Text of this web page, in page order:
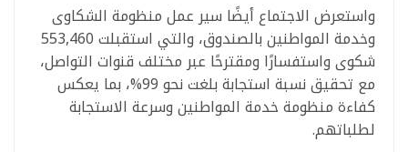
واستعرض الاجتماع أيضًا سير عمل منظومة الشكاوى
وخدمة المواطنين بالصندوق، والتي استقبلت 553,460
شكوى واستفسارًا ومقترحًا عبر مختلف قنوات التواصل،
مع تحقيق نسبة استجابة بلغت نحو 99%، بما يعكس
كفاءة منظومة خدمة المواطنين وسرعة الاستجابة
لطلباتهم.